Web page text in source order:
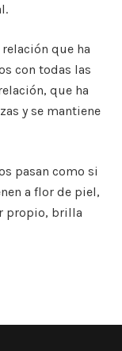
que ha
con todas las
que ha
y se mantiene
pasan como si
a flor de piel,
propio, brilla